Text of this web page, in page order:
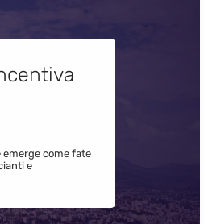
emerge come fate
e